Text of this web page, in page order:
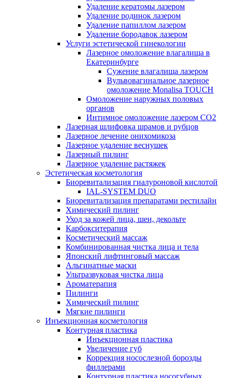
Удаление кератомы лазером
Удаление родинок лазером
Удаление папиллом лазером
Удаление бородавок лазером
Услуги эстетической гинекологии
Лазерное омоложение влагалища в
Екатеринбурге
Cужение влагалища лазером
Вульвовагинальное лазерное
омоложение Monalisa TOUCH
Омоложение наружных половых
органов
Интимное омоложение лазером СО2
Лазерная шлифовка шрамов и рубцов
Лазерное лечение онихомикоза
Лазерное удаление веснушек
Лазерный пилинг
Лазерное удаление растяжек
Эстетическая косметология
Биоревитализация гиалуроновой кислотой
IAL-SYSTEM DUO
Биоревитализация препаратами рестилайн
Химический пилинг
Уход за кожей лица, шеи, декольте
Карбокситерапия
Косметический массаж
Комбинированная чистка лица и тела
Японский лифтинговый массаж
Альгинатные маски
Ультразвуковая чистка лица
Ароматерапия
Пилинги
Химический пилинг
Мягкие пилинги
Инъекционная косметология
Контурная пластика
Инъекционная пластика
Увеличение губ
Коррекция носослезной борозды
филлерами
Контурная пластика носогубных